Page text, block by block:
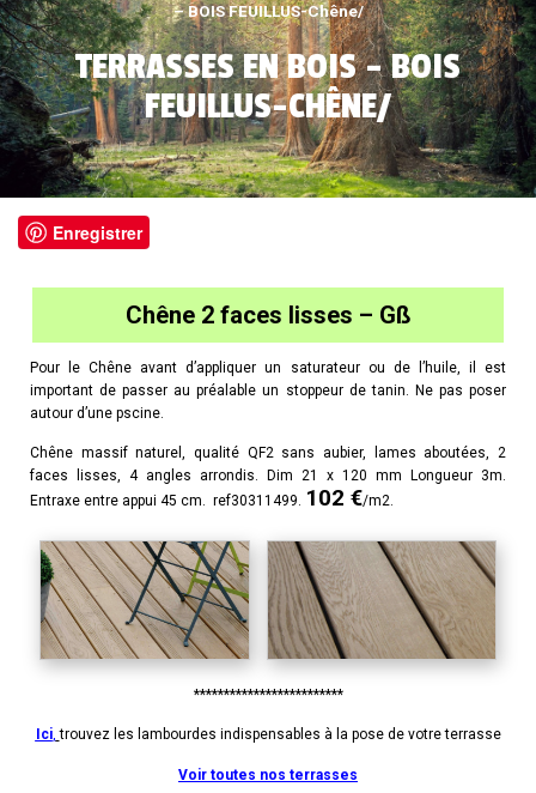
– BOIS FEUILLUS-Chêne/
TERRASSES EN BOIS – BOIS
FEUILLUS-CHÊNE/
Enregistrer
Chêne 2 faces lisses – Gß
Pour le Chêne avant d’appliquer un saturateur ou de l’huile, il est
important de passer au préalable un stoppeur de tanin. Ne pas poser
autour d’une pscine.
Chêne massif naturel, qualité QF2 sans aubier, lames aboutées, 2
faces lisses, 4 angles arrondis. Dim 21 x 120 mm Longueur 3m.
Entraxe entre appui 45 cm. ref30311499. 102 €/m2.
*************************
Ici, trouvez les lambourdes indispensables à la pose de votre terrasse
Voir toutes nos terrasses